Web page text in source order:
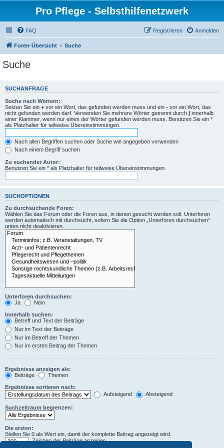
Pro Pflege - Selbsthilfenetzwerk
FAQ Anmelden
Registrieren
Foren-Übersicht Suche
Suche
SUCHANFRAGE
Suche nach Wörtern:
Setzen Sie ein + vor ein Wort, das gefunden werden muss und ein - vor ein Wort, das
nicht gefunden werden darf. Verwenden Sie mehrere Wörter getrennt durch | innerhalb
einer Klammer, wenn nur eines der Wörter gefunden werden muss. Benutzen Sie ein *
als Platzhalter für teilweise Übereinstimmungen.
Nach allen Begriffen suchen oder Suche wie angegeben verwenden
Nach einem Begriff suchen
Zu suchender Autor:
Benutzen Sie ein * als Platzhalter für teilweise Übereinstimmungen.
SUCHOPTIONEN
Zu durchsuchende Foren:
Wählen Sie das Forum oder die Foren aus, in denen gesucht werden soll. Unterforen
werden automatisch mit durchsucht, sofern Sie die Option „Unterforen durchsuchen“
unten nicht deaktivieren.
Unterforen durchsuchen:
Ja
Nein
Innerhalb suchen:
Betreff und Text der Beiträge
Nur im Text der Beiträge
Nur im Betreff der Themen
Nur im ersten Beitrag der Themen
Ergebnisse anzeigen als:
Beiträge
Themen
Ergebnisse sortieren nach:
Aufsteigend
Absteigend
Suchzeitraum begrenzen:
Die ersten:
Stellen Sie 0 als Wert ein, damit der komplette Beitrag angezeigt wird.
Zeichen der Beiträge anzeigen